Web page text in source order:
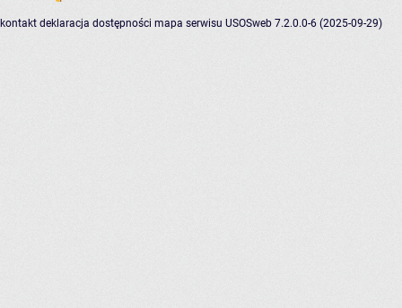
kontakt deklaracja dostępności mapa serwisu USOSweb 7.2.0.0-6 (2025-09-29)